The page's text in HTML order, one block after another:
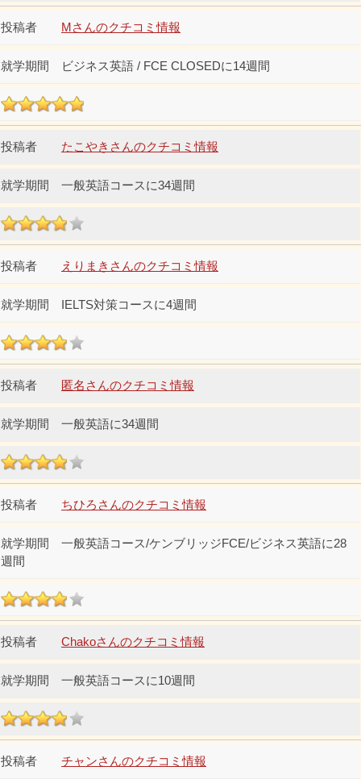
Mさんのクチコミ情報
ビジネス英語 / FCE CLOSEDに14週間
たこやきさんのクチコミ情報
一般英語コースに34週間
えりまきさんのクチコミ情報
IELTS対策コースに4週間
匿名さんのクチコミ情報
一般英語に34週間
ちひろさんのクチコミ情報
一般英語コース/ケンブリッジFCE/ビジネス英語に28
週間
Chakoさんのクチコミ情報
一般英語コースに10週間
チャンさんのクチコミ情報